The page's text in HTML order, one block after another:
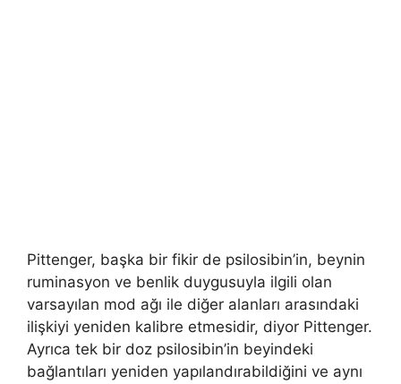
Pittenger, başka bir fikir de psilosibin’in, beynin
ruminasyon ve benlik duygusuyla ilgili olan
varsayılan mod ağı ile diğer alanları arasındaki
ilişkiyi yeniden kalibre etmesidir, diyor Pittenger.
Ayrıca tek bir doz psilosibin’in beyindeki
bağlantıları yeniden yapılandırabildiğini ve aynı